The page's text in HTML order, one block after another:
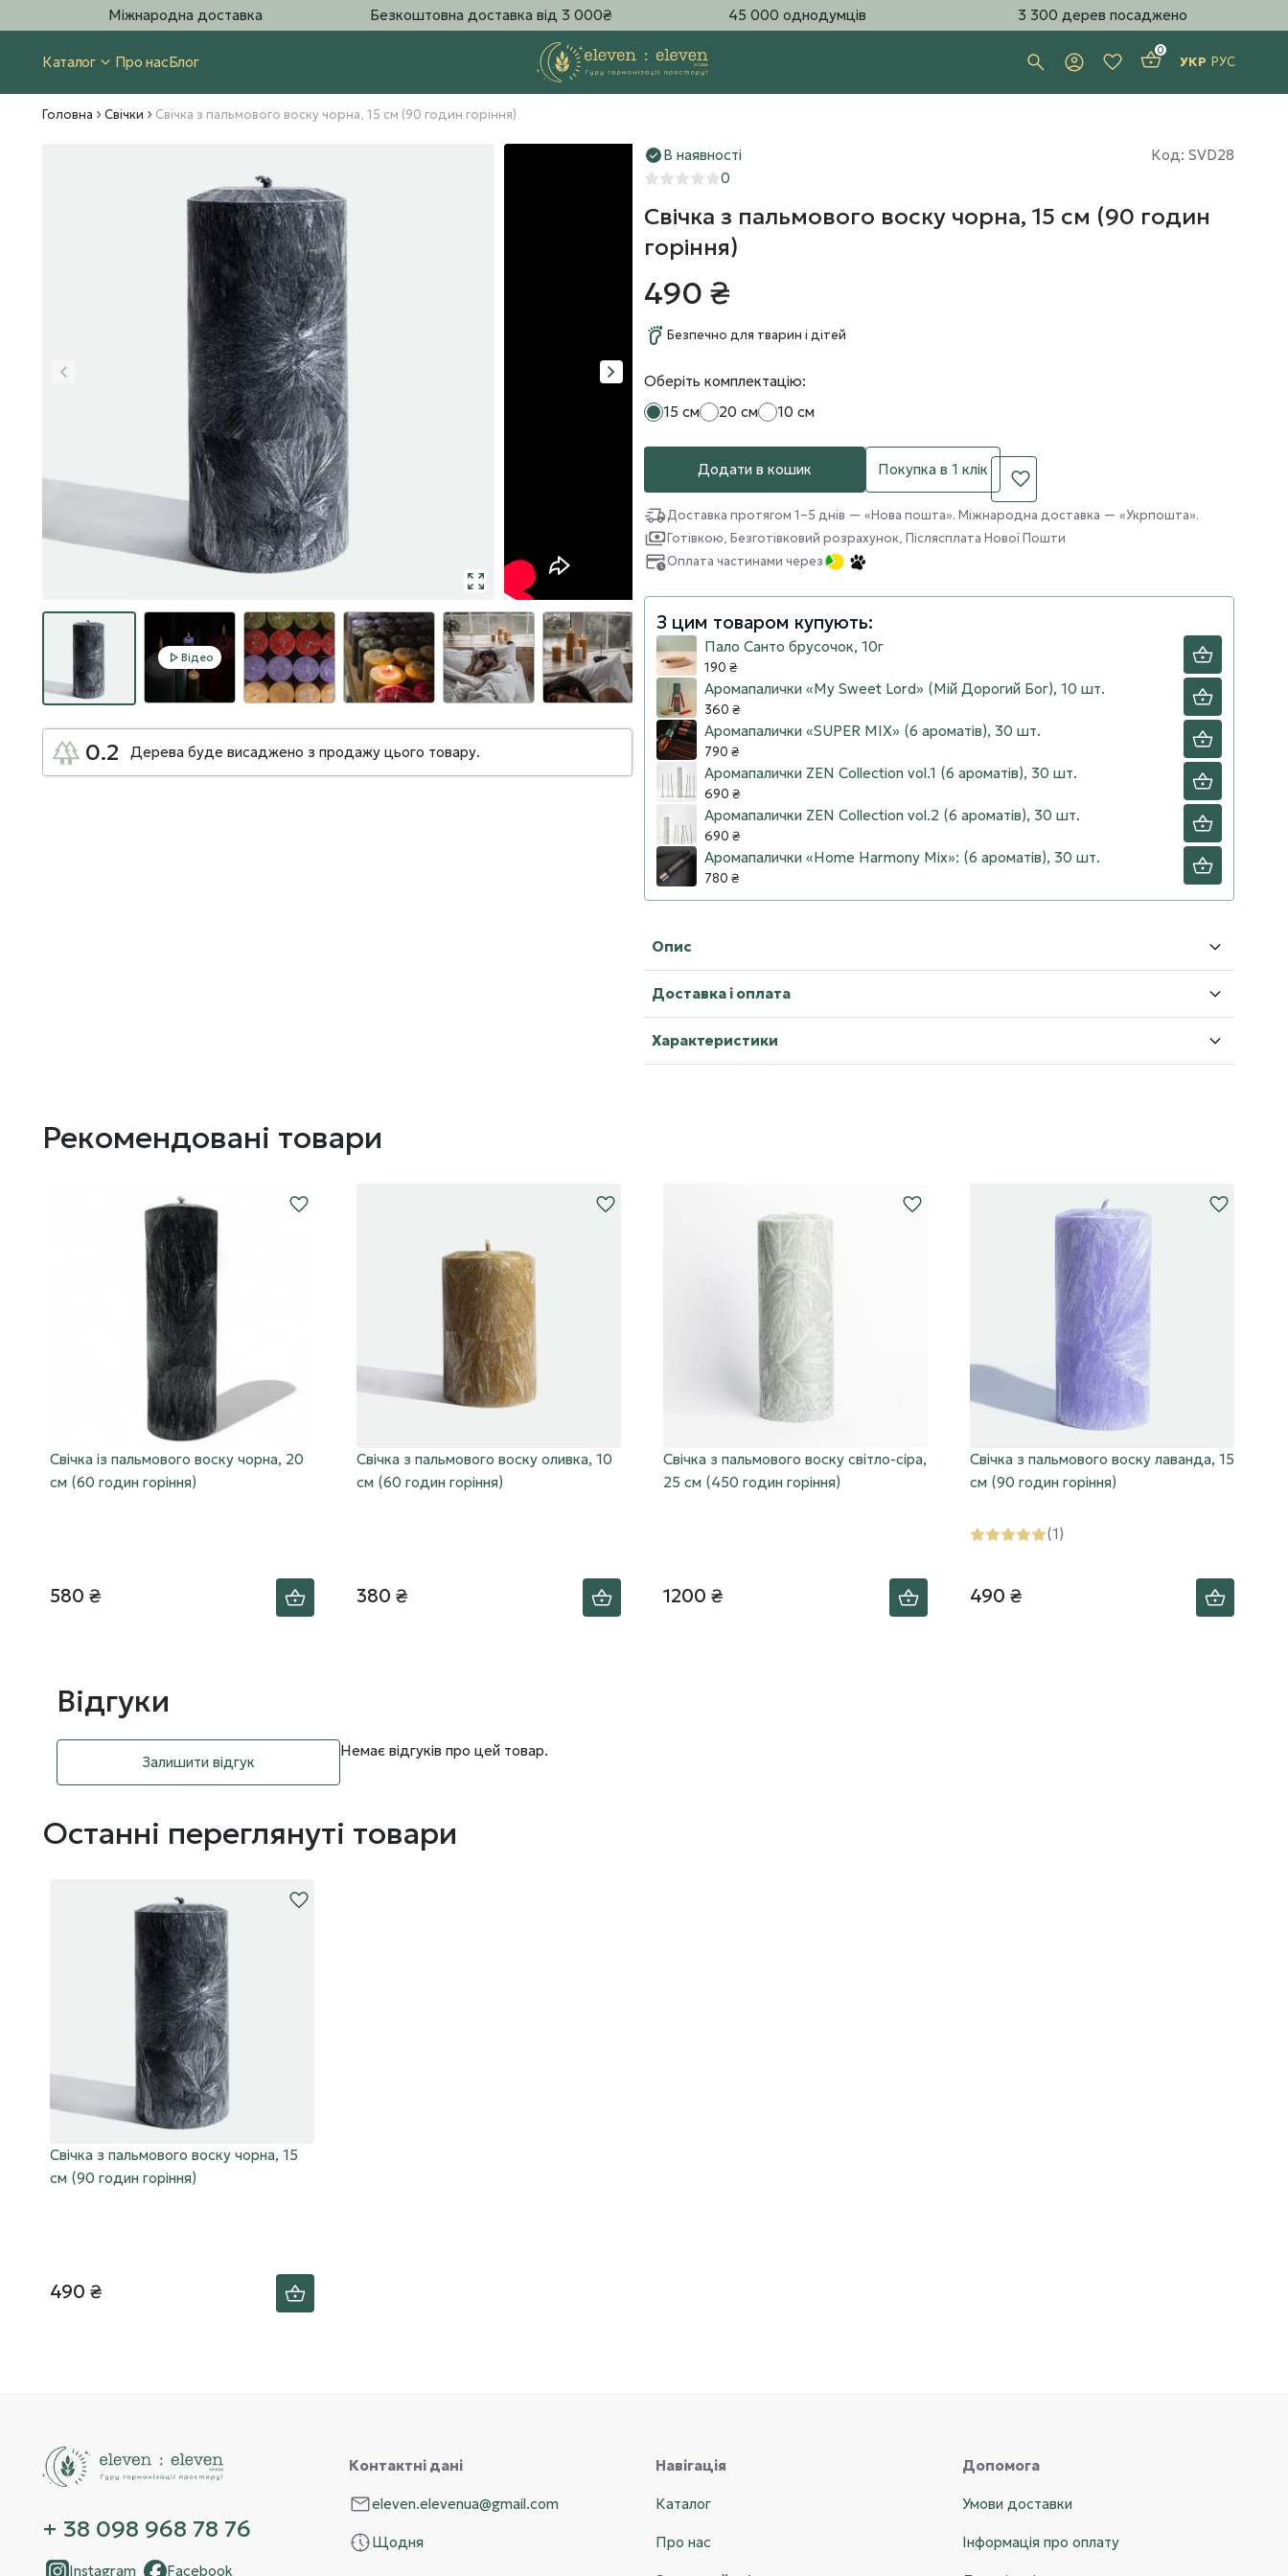
Міжнародна доставка Безкоштовна доставка від 3 000₴ 45 000 однодумців 3 300 дерев посаджено
Каталог Про насБлог
0
УКР РУС
Головна Свічки Свічка з пальмового воску чорна, 15 см (90 годин горіння)
Відео
0.2 Дерева буде висаджено з продажу цього товару.
В наявності
0
Код: SVD28
Свічка з пальмового воску чорна, 15 см (90 годин
горіння)
490 ₴
Безпечно для тварин і дітей
Оберіть комплектацію:
15 см
20 см 10 см
Додати в кошик Покупка в 1 клік
Доставка протягом 1–5 днів — «Нова пошта». Міжнародна доставка — «Укрпошта».
Готівкою, Безготівковий розрахунок, Післясплата Нової Пошти
Оплата частинами через
З цим товаром купують:
Пало Санто брусочок, 10г
190 ₴
Аромапалички «My Sweet Lord» (Мій Дорогий Бог), 10 шт.
360 ₴
Аромапалички «SUPER MIX» (6 ароматів), 30 шт.
790 ₴
Аромапалички ZEN Collection vol.1 (6 ароматів), 30 шт.
690 ₴
Аромапалички ZEN Collection vol.2 (6 ароматів), 30 шт.
690 ₴
Аромапалички «Home Harmony Mix»: (6 ароматів), 30 шт.
780 ₴
Опис
Доставка і оплата
Характеристики
Рекомендовані товари
Свічка із пальмового воску чорна, 20
см (60 годин горіння)
580 ₴
Свічка з пальмового воску оливка, 10
см (60 годин горіння)
380 ₴
Свічка з пальмового воску світло-сіра,
25 см (450 годин горіння)
1200 ₴
Свічка з пальмового воску лаванда, 15
см (90 годин горіння)
(1)
490 ₴
Відгуки
Залишити відгук
Немає відгуків про цей товар.
Останні переглянуті товари
Свічка з пальмового воску чорна, 15
см (90 годин горіння)
490 ₴
+ 38 098 968 78 76
Instagram Facebook
Контактні дані
eleven.elevenua@gmail.com
Щодня
Навігація
Каталог
Про нас
Допомога
Умови доставки
Інформація про оплату